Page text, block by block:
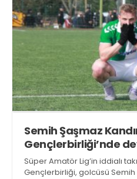
Semih Şaşmaz
Gençlerbirliği’nde
Süper Amatör Lig’in iddialı
Gençlerbirliği, golcüsü